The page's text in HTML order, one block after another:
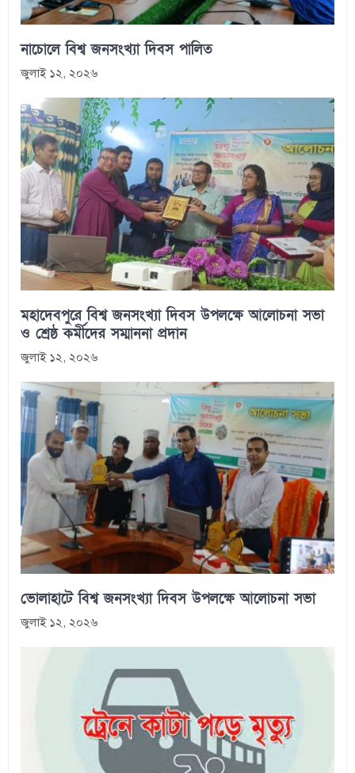
নাচোলে বিশ্ব জনসংখ্যা দিবস পালিত
জুলাই ১২, ২০২৬
মহাদেবপুরে বিশ্ব জনসংখ্যা দিবস উপলক্ষে আলোচনা সভা
ও শ্রেষ্ঠ কর্মীদের সম্মাননা প্রদান
জুলাই ১২, ২০২৬
ভোলাহাটে বিশ্ব জনসংখ্যা দিবস উপলক্ষে আলোচনা সভা
জুলাই ১২, ২০২৬